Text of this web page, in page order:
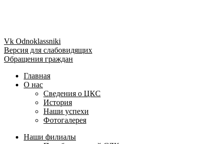
Vk Odnoklassniki
Версия для слабовидящих
Обращения граждан
Главная
О нас
Сведения о ЦКС
История
Наши успехи
Фотогалерея
Наши филиалы